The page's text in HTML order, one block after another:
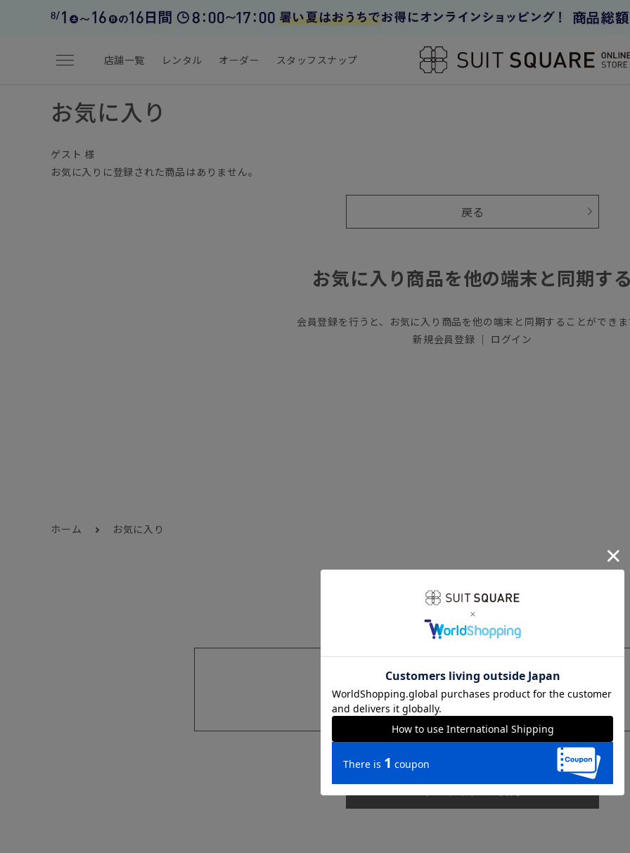
menu 店舗一覧 レンタル オーダー スタッフスナップ
お気に入り
ゲスト 様
お気に入りに登録された商品はありません。
戻る
お気に入り商品を他の端末と同期す
会員登録を行うと、お気に入り商品を他の端末と同期することができ
新規会員登録 ｜ ログイン
ホーム お気に入り
sms